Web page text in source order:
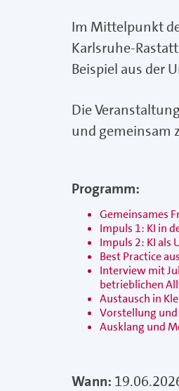
Im Mittelpunkt
Karlsruhe-
Beispiel aus der
Die
und gemeinsam
Programm:
Gemeinsames
Impuls 1: KI in
Impuls 2: KI
Best Practice
Interview mit
betrieblichen
Austausch in
Vorstellung und
Ausklang und
Wann: